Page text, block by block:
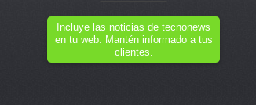
Incluye las noticias de tecnonews
en tu web. Mantén informado a tus
clientes.